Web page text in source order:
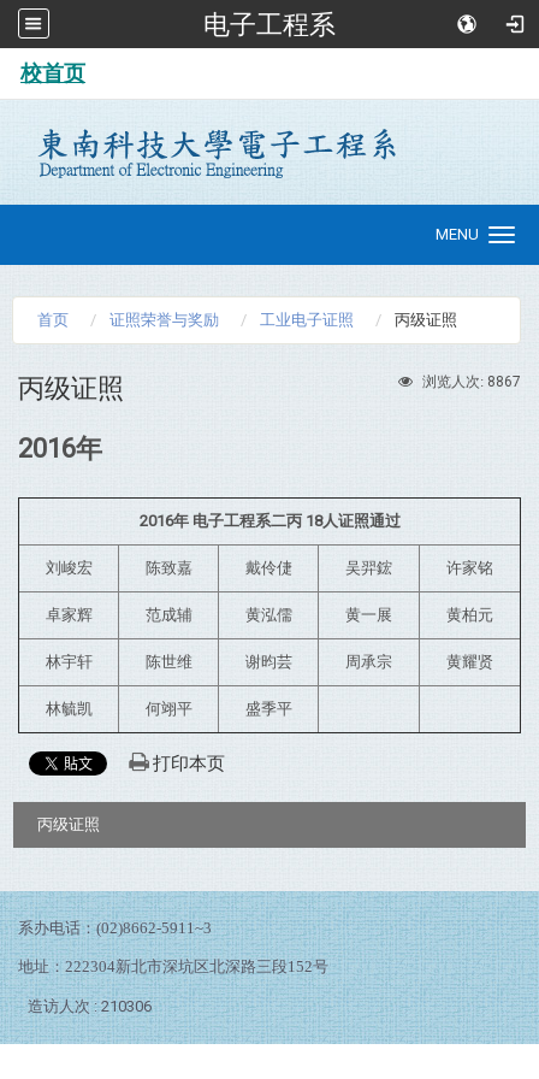
电子工程系
校首页
navigation
MENU
首页 证照荣誉与奖励 工业电子证照 丙级证照
浏览人次: 8867
丙级证照
2016年
2016年 电子工程系二丙 18人证照通过
刘峻宏 陈致嘉 戴伶倢 吴羿鋐 许家铭
卓家辉 范成辅 黄泓儒 黄一展 黄柏元
林宇轩 陈世维 谢昀芸 周承宗 黄耀贤
林毓凯 何翊平 盛季平
打印本页
丙级证照
系办电话：(02)8662-5911~3
地址：222304新北市深坑区北深路三段152号
造访人次 : 210306